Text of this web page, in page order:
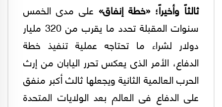
ثالثاً وأخيراً؛ «خطة إنفاق» على مدى الخمس
سنوات المقبلة تحدد ما يقرب من 320 مليار
دولار لشراء ما تحتاجه عملية تنفيذ خطة
الدفاع، الأمر الذى يعكس تحرر اليابان من إرث
الحرب العالمية الثانية ويجعلها ثالث أكبر منفق
على الدفاع فى العالم بعد الولايات المتحدة